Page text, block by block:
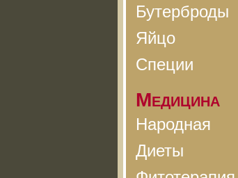
Бутерброды
Яйцо
Специи
Медицина
Народная
Диеты